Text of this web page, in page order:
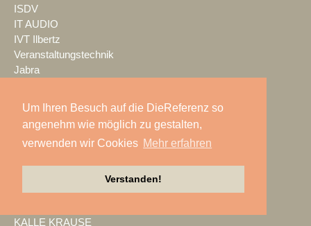
Um Ihren Besuch auf die DieReferenz so
angenehm wie möglich zu gestalten,
verwenden wir Cookies Mehr erfahren
Verstanden!
ISDV
IT AUDIO
IVT Ilbertz
Veranstaltungstechnik
Jabra
JTE
JTS
K24 Technik & Vertrieb GmbH
Kaiser Showtechnik
KALLE KRAUSE